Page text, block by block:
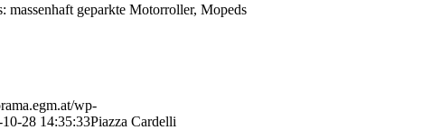
massenhaft geparkte Motorroller, Mopeds
wp-
10-28 14:35:33Piazza Cardelli